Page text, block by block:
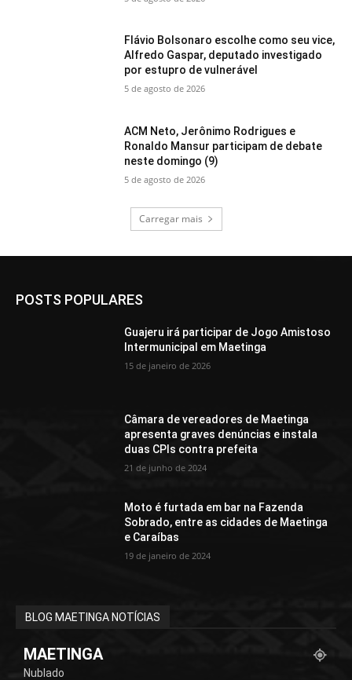
Flávio Bolsonaro escolhe como seu vice,
Alfredo Gaspar, deputado investigado
por estupro de vulnerável
5 de agosto de 2026
ACM Neto, Jerônimo Rodrigues e
Ronaldo Mansur participam de debate
neste domingo (9)
5 de agosto de 2026
Carregar mais
POSTS POPULARES
Guajeru irá participar de Jogo Amistoso
Intermunicipal em Maetinga
15 de janeiro de 2026
Câmara de vereadores de Maetinga
apresenta graves denúncias e instala
duas CPIs contra prefeita
21 de junho de 2024
Moto é furtada em bar na Fazenda
Sobrado, entre as cidades de Maetinga
e Caraíbas
19 de janeiro de 2024
BLOG MAETINGA NOTÍCIAS
MAETINGA
Nublado